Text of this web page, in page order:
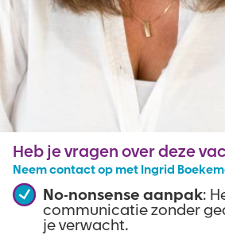
Heb je vragen over deze
Neem contact op met Ingrid
No-nonsense aanpak:
communicatie zonder
je verwacht.